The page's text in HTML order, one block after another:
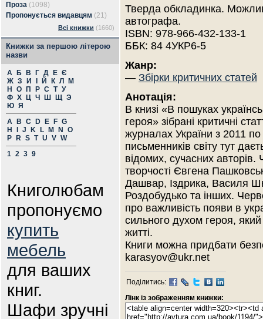
Проза (1098)
Пропонується видавцям (21)
Всі книжки (1660)
Книжки за першою літерою
назви
А Б В Г Д Е Є
Ж З И Й К Л
М
Н
О П Р С Т У
Ф Х Ц Ч Ш Щ Э
Ю Я
A
B C D E F G
H
J K L M N
O
P
R S T U V W
1 2 3 9
Книголюбам
пропонуємо
купить
мебель
для ваших
книг.
Шафи зручні
Тверда обкладинка.
автографа.
ISBN: 978-966-432-133-1
ББК: 84 4УКР6-5
Жанр:
— Збірки критичних статей
Анотація:
В книзі «В пошуках
героя» зібрані критичні
журналах України з 2011
письменників світу тут
відомих, сучасних
творчості Євгена
Дашвар, Іздрика, Василя
Роздобудько та інших.
про важливість появи в
сильного духом героя,
житті.
Книги можна придбати
karasyov@ukr.net
Поділитись:
Лінк із зображенням книжки: